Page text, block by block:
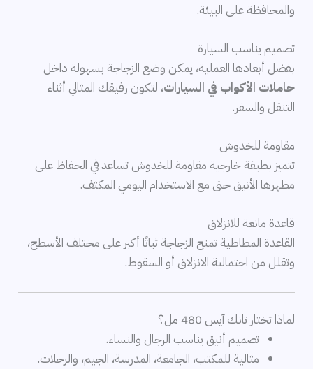
والمحافظة على البيئة.
تصميم يناسب السيارة
بفضل أبعادها العملية، يمكن وضع الزجاجة بسهولة داخل
حاملات الأكواب في السيارات، لتكون رفيقك المثالي أثناء
التنقل والسفر.
مقاومة للخدوش
تتميز بطبقة خارجية مقاومة للخدوش تساعد في الحفاظ على
مظهرها الأنيق حتى مع الاستخدام اليومي المكثف.
قاعدة مانعة للانزلاق
القاعدة المطاطية تمنح الزجاجة ثباتًا أكبر على مختلف الأسطح،
وتقلل من احتمالية الانزلاق أو السقوط.
لماذا تختار تانك آيس 480 مل؟
تصميم أنيق يناسب الرجال والنساء.
مثالية للمكتب، الجامعة، المدرسة، الجيم، والرحلات.